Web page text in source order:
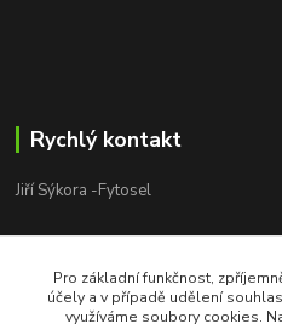
Rychlý kontakt
Jiří Sýkora -Fytosel
+420 603 170 413
V pracovní dny 8:00 - 18:00
Pro základní funkčnost,
účely a v případě udělení
využíváme soubory cookies.